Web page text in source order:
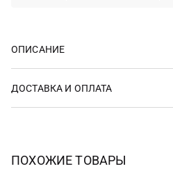
ОПИСАНИЕ
ДОСТАВКА И ОПЛАТА
ПОХОЖИЕ ТОВАРЫ